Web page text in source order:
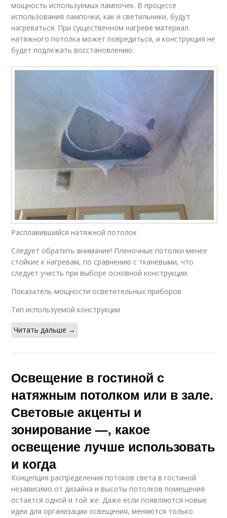
Потолок в коридоре Натяжной потолок
Комнаты с натяжным
потолком
Освещения для
натяжного потолка
мощность используемых лампочек. В процессе
использования лампочки, как и светильники, будут
нагреваться. При существенном нагреве материал
натяжного потолка может повредиться, и конструкция не
будет подлежать восстановлению.
Расплавившийся натяжной потолок
Следует обратить внимание! Пленочные потолки менее
стойкие к нагревам, по сравнению с тканевыми, что
следует учесть при выборе основной конструкции.
Показатель мощности осветительных приборов
Тип используемой конструкции
Читать дальше →
Освещение в гостиной с
натяжным потолком или в зале.
Световые акценты и
зонирование —, какое
освещение лучше использовать
и когда
Концепция распределения потоков света в гостиной
независимо от дизайна и высоты потолков помещения
остается одной и той же. Даже если появляются новые
идеи для организации освещения, меняются только